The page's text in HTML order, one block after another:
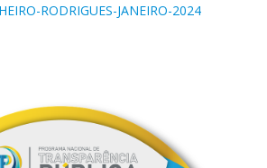
RODRIGUES-JANEIRO-2024